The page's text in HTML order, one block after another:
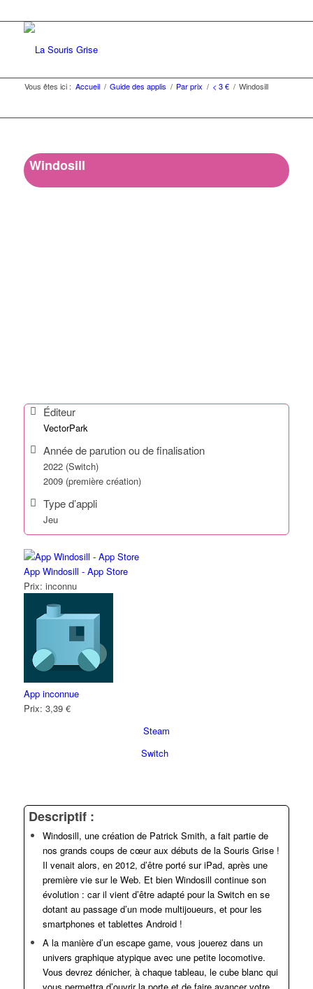
Vous êtes ici : Accueil / Guide des applis / Par prix / < 3 € / Windosill
Windosill
Éditeur
VectorPark
Année de parution ou de finalisation
2022 (Switch)
2009 (première création)
Type d’appli
Jeu
App Windosill - App Store
Prix: inconnu
App inconnue
Prix: 3,39 €
Steam
Switch
Descriptif :
Windosill, une création de Patrick Smith, a fait partie de
nos grands coups de cœur aux débuts de la Souris Grise !
Il venait alors, en 2012, d’être porté sur iPad, après une
première vie sur le Web. Et bien Windosill continue son
évolution : car il vient d’être adapté pour la Switch en se
dotant au passage d’un mode multijoueurs, et pour les
smartphones et tablettes Android !
A la manière d’un escape game, vous jouerez dans un
univers graphique atypique avec une petite locomotive.
Vous devrez dénicher, à chaque tableau, le cube blanc qui